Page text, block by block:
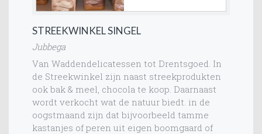
STREEKWINKEL SINGEL
Jubbega
Van Waddendelicatessen tot Drentsgoed. In
de Streekwinkel zijn naast streekprodukten
ook bak & meel, chocola te koop. Daarnaast
wordt verkocht wat de natuur biedt. in de
oogstmaand zijn dat bijvoorbeeld tamme
kastanjes of peren uit eigen boomgaard of